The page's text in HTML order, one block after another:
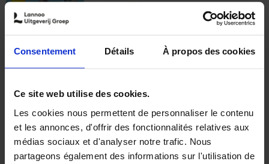
Consentement Détails À propos des cookies
Ce site web utilise des cookies.
Les cookies nous permettent de personnaliser le contenu
et les annonces, d'offrir des fonctionnalités relatives aux
médias sociaux et d'analyser notre trafic. Nous
partageons également des informations sur l'utilisation de
€37,50
Building Bonds = Building
Business
Jochen Roef Jozefien De Feyter
Carolien Boom
Couverture souple
2025 200